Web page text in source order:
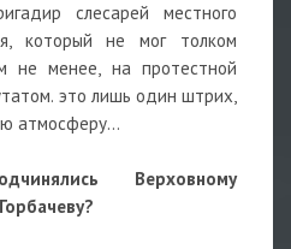
слесарей местного
который не мог толком
не менее, на протестной
это лишь один штрих,
атмосферу...
Верховному